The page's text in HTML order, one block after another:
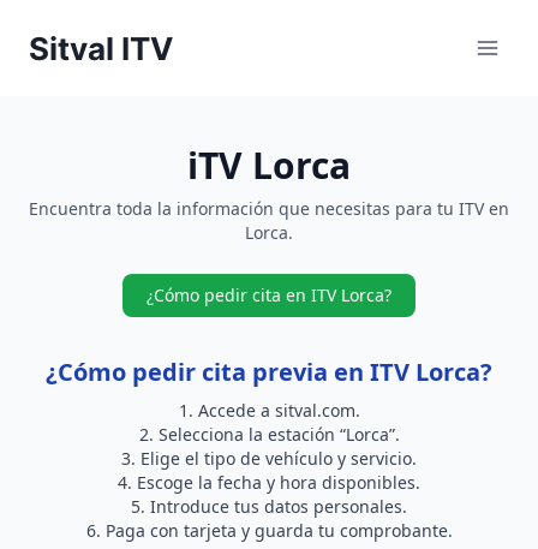
Sitval ITV
iTV Lorca
Encuentra toda la información que necesitas para tu ITV en
Lorca.
¿Cómo pedir cita en ITV Lorca?
¿Cómo pedir cita previa en ITV Lorca?
Accede a sitval.com.
Selecciona la estación “Lorca”.
Elige el tipo de vehículo y servicio.
Escoge la fecha y hora disponibles.
Introduce tus datos personales.
Paga con tarjeta y guarda tu comprobante.